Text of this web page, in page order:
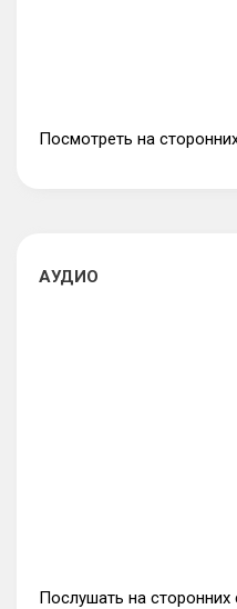
Посмотреть на
АУДИО
Послушать на сторонних